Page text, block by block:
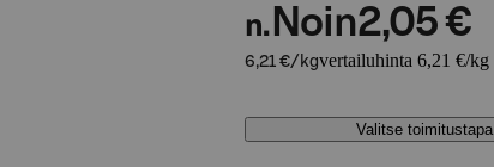
n. Noin2,05 €
6,21 €/kgvertailuhinta 6,21 €/kg
Valitse toimitustapa